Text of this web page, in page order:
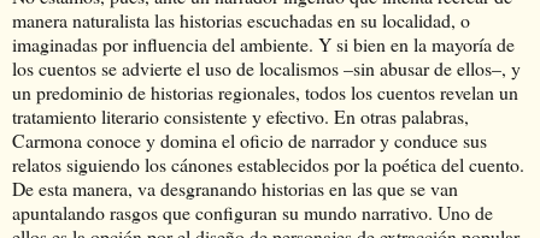
manera naturalista las historias escuchadas en su localidad, o
imaginadas por influencia del ambiente. Y si bien en la mayoría de
los cuentos se advierte el uso de localismos –sin abusar de ellos–, y
un predominio de historias regionales, todos los cuentos revelan un
tratamiento literario consistente y efectivo. En otras palabras,
Carmona conoce y domina el oficio de narrador y conduce sus
relatos siguiendo los cánones establecidos por la poética del cuento.
De esta manera, va desgranando historias en las que se van
apuntalando rasgos que configuran su mundo narrativo. Uno de